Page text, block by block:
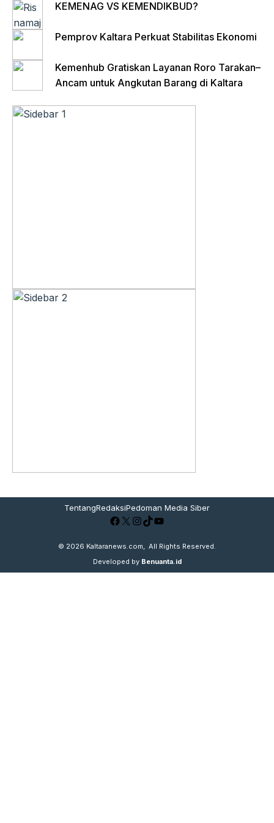
KEMENAG VS KEMENDIKBUD?
Pemprov Kaltara Perkuat Stabilitas Ekonomi
Kemenhub Gratiskan Layanan Roro Tarakan–
Ancam untuk Angkutan Barang di Kaltara
TentangRedaksiPedoman Media Siber
Facebook
X Instagram
TikTok
YouTube
© 2026 Kaltaranews.com, All Rights Reserved.
Developed by Benuanta.id